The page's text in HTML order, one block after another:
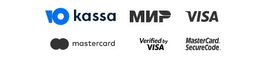
Челны, Пенза, Липецк, Киров, Чебоксары, Тула, Калининград,
Балашиха, Курск, Ставрополь, Улан-Удэ, Тверь, Магнитогорск,
Архангельск, Чита, Калуга, Симферополь, Смоленск, Волжский,